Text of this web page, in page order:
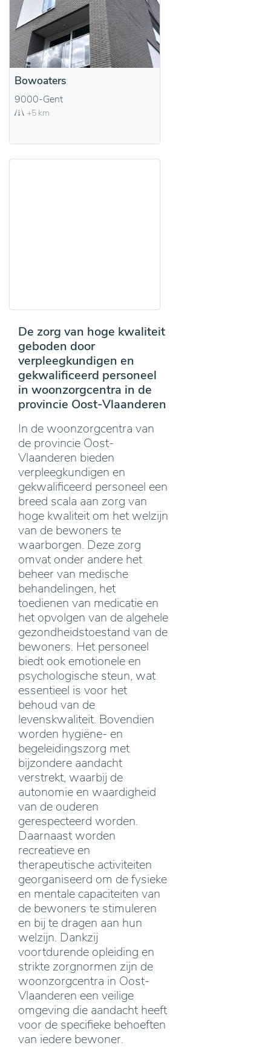
Bowoaters
9000-Gent
+5 km
De zorg van hoge kwaliteit
geboden door
verpleegkundigen en
gekwalificeerd personeel
in woonzorgcentra in de
provincie Oost-Vlaanderen
In de woonzorgcentra van
de provincie Oost-
Vlaanderen bieden
verpleegkundigen en
gekwalificeerd personeel een
breed scala aan zorg van
hoge kwaliteit om het welzijn
van de bewoners te
waarborgen. Deze zorg
omvat onder andere het
beheer van medische
behandelingen, het
toedienen van medicatie en
het opvolgen van de algehele
gezondheidstoestand van de
bewoners. Het personeel
biedt ook emotionele en
psychologische steun, wat
essentieel is voor het
behoud van de
levenskwaliteit. Bovendien
worden hygiëne- en
begeleidingszorg met
bijzondere aandacht
verstrekt, waarbij de
autonomie en waardigheid
van de ouderen
gerespecteerd worden.
Daarnaast worden
recreatieve en
therapeutische activiteiten
georganiseerd om de fysieke
en mentale capaciteiten van
de bewoners te stimuleren
en bij te dragen aan hun
welzijn. Dankzij
voortdurende opleiding en
strikte zorgnormen zijn de
woonzorgcentra in Oost-
Vlaanderen een veilige
omgeving die aandacht heeft
voor de specifieke behoeften
van iedere bewoner.